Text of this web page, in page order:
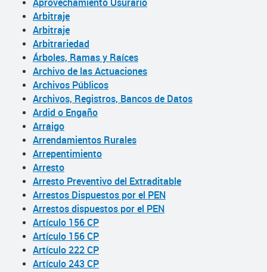
Arbitraje
Arbitraje
Arbitrariedad
Árboles, Ramas y Raíces
Archivo de las Actuaciones
Archivos Públicos
Archivos, Registros, Bancos de Datos
Ardid o Engaño
Arraigo
Arrendamientos Rurales
Arrepentimiento
Arresto
Arresto Preventivo del Extraditable
Arrestos Dispuestos por el PEN
Arrestos dispuestos por el PEN
Artículo 156 CP
Artículo 156 CP
Artículo 222 CP
Artículo 243 CP